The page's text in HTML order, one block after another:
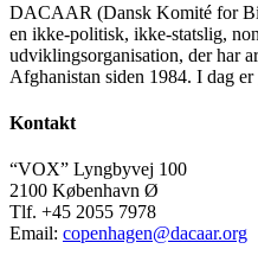
DACAAR (Dansk Komité for
en ikke-politisk, ikke-statslig,
udviklingsorganisation, der har
Afghanistan siden 1984. I dag
Kontakt
“VOX” Lyngbyvej 100
2100 København Ø
Tlf. +45 2055 7978
Email: copenhagen@dacaar.org